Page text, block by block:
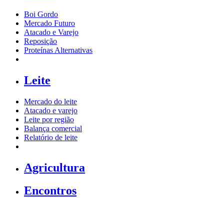
Boi Gordo
Mercado Futuro
Atacado e Varejo
Reposição
Proteínas Alternativas
Leite
Mercado do leite
Atacado e varejo
Leite por região
Balança comercial
Relatório de leite
Agricultura
Encontros